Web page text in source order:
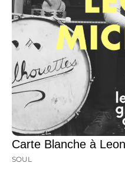
Carte Blanche à
SOUL